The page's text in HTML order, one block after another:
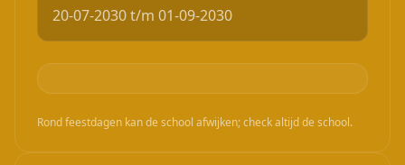
20-07-2030 t/m 01-09-2030
Rond feestdagen kan de school afwijken; check altijd de school.